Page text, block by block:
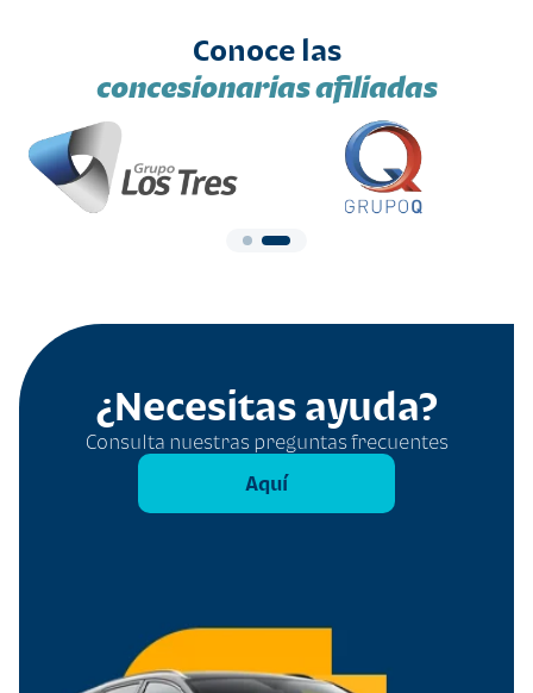
Conoce las
concesionarias afiliadas
¿Necesitas ayuda?
Consulta nuestras preguntas frecuentes
Aquí